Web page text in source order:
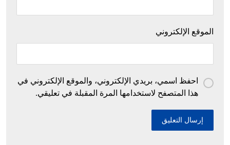
الموقع الإلكتروني
احفظ اسمي، بريدي الإلكتروني، والموقع الإلكتروني في
هذا المتصفح لاستخدامها المرة المقبلة في تعليقي.